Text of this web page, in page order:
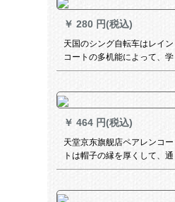
￥ 280 円(税込)
天国のシング自転车はレイン
コートの多机能によって、学
生用自転车のポンチ男女兼用
ます。
￥ 464 円(税込)
天堂京东旗舰店ペアレンコー
トは帽子の縁を厚くして、通
用するランコンコンコンコン
インコークのテ-プポ-チの电气